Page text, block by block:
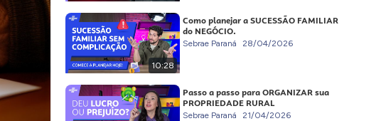
10:28
Como planejar a SUCESSÃO FAMILIAR
do NEGÓCIO.
Sebrae Paraná 28/04/2026
Passo a passo para ORGANIZAR sua
PROPRIEDADE RURAL
Sebrae Paraná 21/04/2026